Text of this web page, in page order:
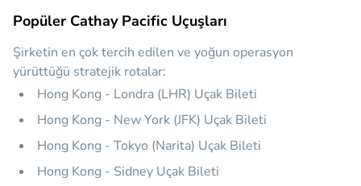
Popüler Cathay Pacific Uçuşları
Şirketin en çok tercih edilen ve yoğun operasyon
yürüttüğü stratejik rotalar:
Hong Kong - Londra (LHR) Uçak Bileti
Hong Kong - New York (JFK) Uçak Bileti
Hong Kong - Tokyo (Narita) Uçak Bileti
Hong Kong - Sidney Uçak Bileti